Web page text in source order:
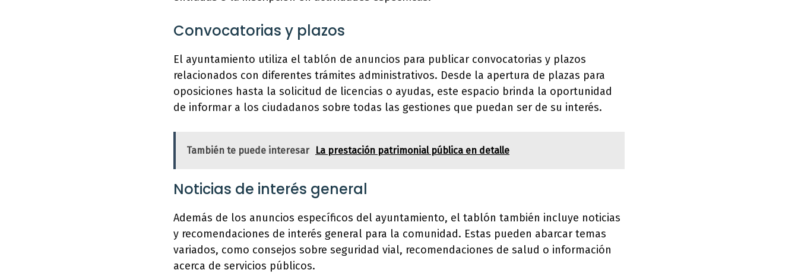
Convocatorias y plazos
El ayuntamiento utiliza el tablón de anuncios para publicar convocatorias y plazos
relacionados con diferentes trámites administrativos. Desde la apertura de plazas para
oposiciones hasta la solicitud de licencias o ayudas, este espacio brinda la oportunidad
de informar a los ciudadanos sobre todas las gestiones que puedan ser de su interés.
También te puede interesar La prestación patrimonial pública en detalle
Noticias de interés general
Además de los anuncios específicos del ayuntamiento, el tablón también incluye noticias
y recomendaciones de interés general para la comunidad. Estas pueden abarcar temas
variados, como consejos sobre seguridad vial, recomendaciones de salud o información
acerca de servicios públicos.